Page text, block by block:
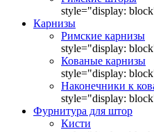
style="display:
Карнизы
Римские карнизы
style="display:
Кованые карнизы
style="display:
Наконечники к
style="display:
Фурнитура для штор
Кисти